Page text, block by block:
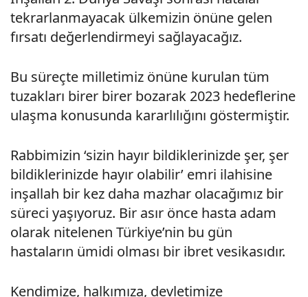
tekrarlanmayacak ülkemizin önüne gelen
fırsatı değerlendirmeyi sağlayacağız.
Bu süreçte milletimiz önüne kurulan tüm
tuzakları birer birer bozarak 2023 hedeflerine
ulaşma konusunda kararlılığını göstermiştir.
Rabbimizin ‘sizin hayır bildiklerinizde şer, şer
bildiklerinizde hayır olabilir’ emri ilahisine
inşallah bir kez daha mazhar olacağımız bir
süreci yaşıyoruz. Bir asır önce hasta adam
olarak nitelenen Türkiye’nin bu gün
hastaların ümidi olması bir ibret vesikasıdır.
Kendimize, halkımıza, devletimize